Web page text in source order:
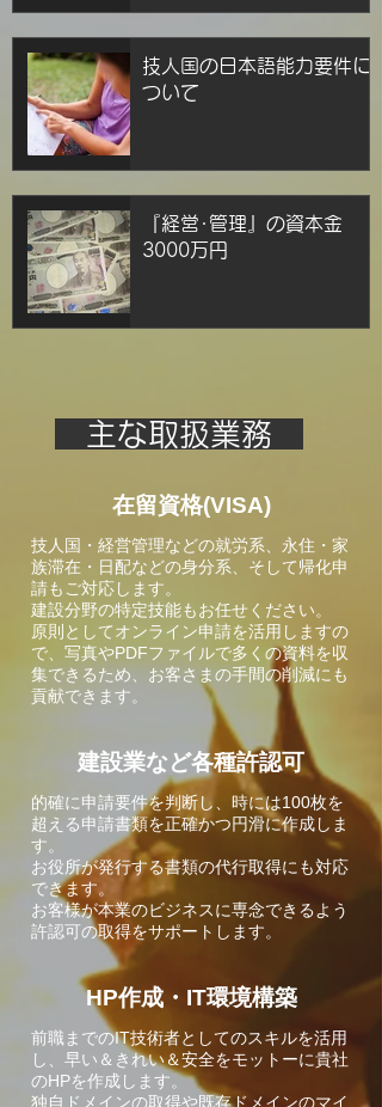
技人国の日本語能力要件に
ついて
『経営･管理』の資本金
3000万円
主な取扱業務
在留資格(VISA)
技人国・経営管理などの就労系、永住・家
族滞在・日配などの身分系、そして帰化申
請も ご対応します。
建設分野の特定技能もお任せください。
原則としてオンライン申請を活用しますの
で、写真やPDFファイルで多くの資料を収
集できるため、お客さまの手間の削減にも
貢献できます。
建設業など各種許認可
的確に申請要件を判断し、時には100枚を
超える申請書類を正確かつ円滑に作成しま
す。
お役所が発行する書類の代行取得にも対応
できます。
お客様が本業のビジネスに専念できるよう
許認可の取得をサポートします。
HP作成・IT環境構築
前職までのIT技術者としてのスキルを活用
し、 早い＆きれい＆安全をモットーに貴社
のHPを作成します。
独自ドメインの取得や既存ドメインのマイ